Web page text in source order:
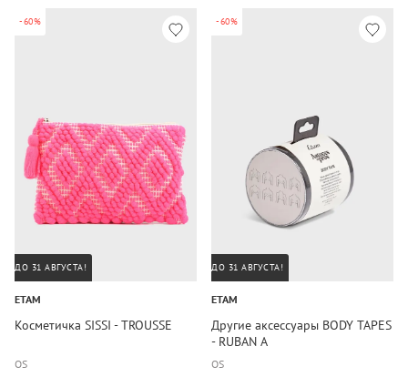
-60%
ДО 31 АВГУСТА!
ETAM
Косметичка SISSI - TROUSSE
OS
-60%
ДО 31 АВГУСТА!
ETAM
Другие аксессуары BODY TAPES
- RUBAN A
OS